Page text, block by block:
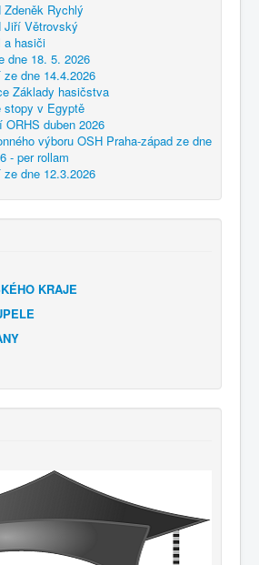
Zdeněk Rychlý
Jiří Větrovský
a hasiči
dne 18. 5. 2026
dne 14.4.2026
Základy hasičstva
stopy v Egyptě
ORHS duben 2026
výboru OSH Praha-západ ze dne
- per rollam
dne 12.3.2026
KRAJE